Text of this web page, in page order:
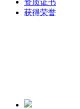
资质证书
获得荣誉